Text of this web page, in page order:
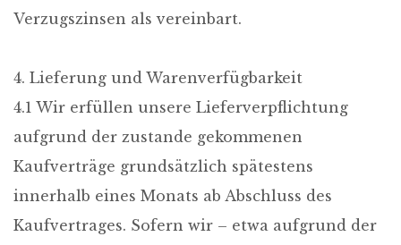
Verzugszinsen als vereinbart.
4. Lieferung und Warenverfügbarkeit
4.1 Wir erfüllen unsere Lieferverpflichtung
aufgrund der zustande gekommenen
Kaufverträge grundsätzlich spätestens
innerhalb eines Monats ab Abschluss des
Kaufvertrages. Sofern wir – etwa aufgrund der